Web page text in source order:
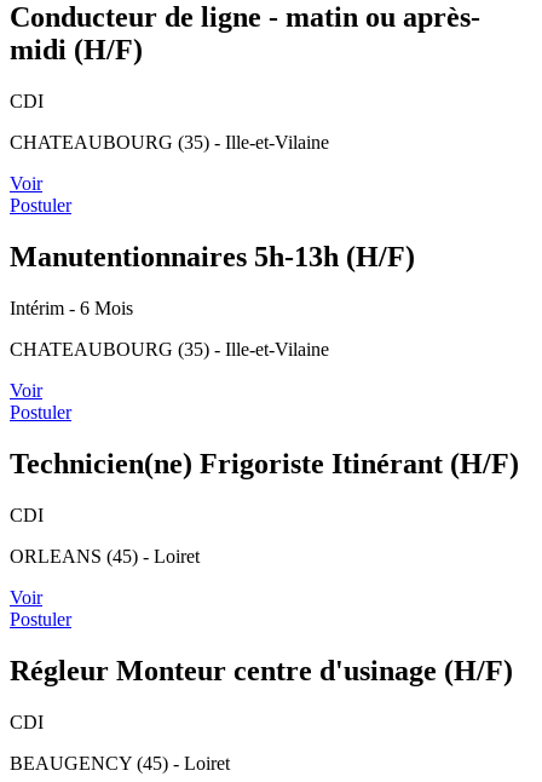
Conducteur de ligne - matin ou après-
midi (H/F)
CDI
CHATEAUBOURG (35) - Ille-et-Vilaine
Voir
Postuler
Manutentionnaires 5h-13h (H/F)
Intérim - 6 Mois
CHATEAUBOURG (35) - Ille-et-Vilaine
Voir
Postuler
Technicien(ne) Frigoriste Itinérant (H/F)
CDI
ORLEANS (45) - Loiret
Voir
Postuler
Régleur Monteur centre d'usinage (H/F)
CDI
BEAUGENCY (45) - Loiret